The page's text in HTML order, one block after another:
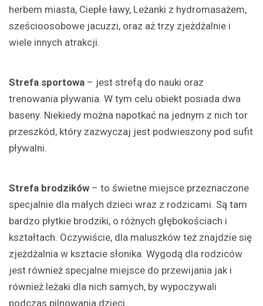
herbem miasta, Ciepłe ławy, Leżanki z hydromasażem,
sześcioosobowe jacuzzi, oraz aż trzy zjeżdżalnie i
wiele innych atrakcji.
Strefa sportowa – jest strefą do nauki oraz
trenowania pływania. W tym celu obiekt posiada dwa
baseny. Niekiedy można napotkać na jednym z nich tor
przeszkód, który zazwyczaj jest podwieszony pod sufit
pływalni.
Strefa brodzików – to świetne miejsce przeznaczone
specjalnie dla małych dzieci wraz z rodzicami. Są tam
bardzo płytkie brodziki, o różnych głębokościach i
kształtach. Oczywiście, dla maluszków też znajdzie się
zjeżdżalnia w ksztacie słonika. Wygodą dla rodziców
jest również specjalne miejsce do przewijania jak i
również leżaki dla nich samych, by wypoczywali
podczas pilnowania dzieci.